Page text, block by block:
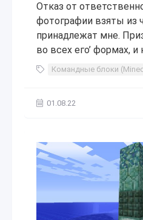
Отказ от
фотографии взяты из
принадлежат мне.
во всех его’ формах, и
Командные блоки
01.08.22